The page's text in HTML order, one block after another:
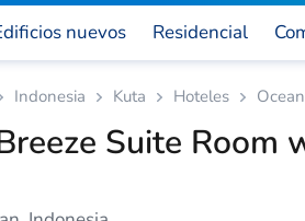
nuevos Residencial
Indonesia Kuta Hoteles
Suite Room